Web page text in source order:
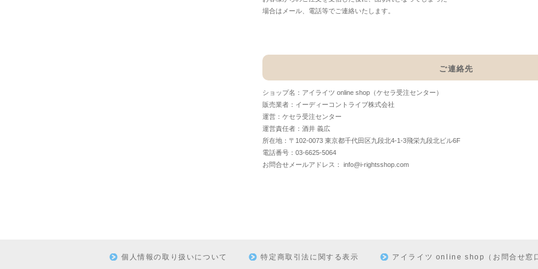
場合はメール、電話等でご連絡いたします。
ご連絡先
ショップ名：アイライツ online shop（ケセラ受注センター）
販売業者：イーディーコントライブ株式会社
運営：ケセラ受注センター
運営責任者：酒井 義広
所在地：〒102-0073 東京都千代田区九段北4-1-3飛栄九段北ビル6F
電話番号：03-6625-5064
お問合せメールアドレス： info@i-rightsshop.com
個人情報の取り扱いについて 特定商取引法に関する表示 アイライツ online shop（お問合せ窓